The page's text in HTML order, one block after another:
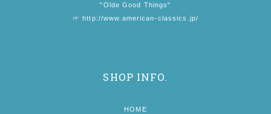
"Olde Good Things"
☞http://www.american-classics.jp/
SHOP INFO.
HOME